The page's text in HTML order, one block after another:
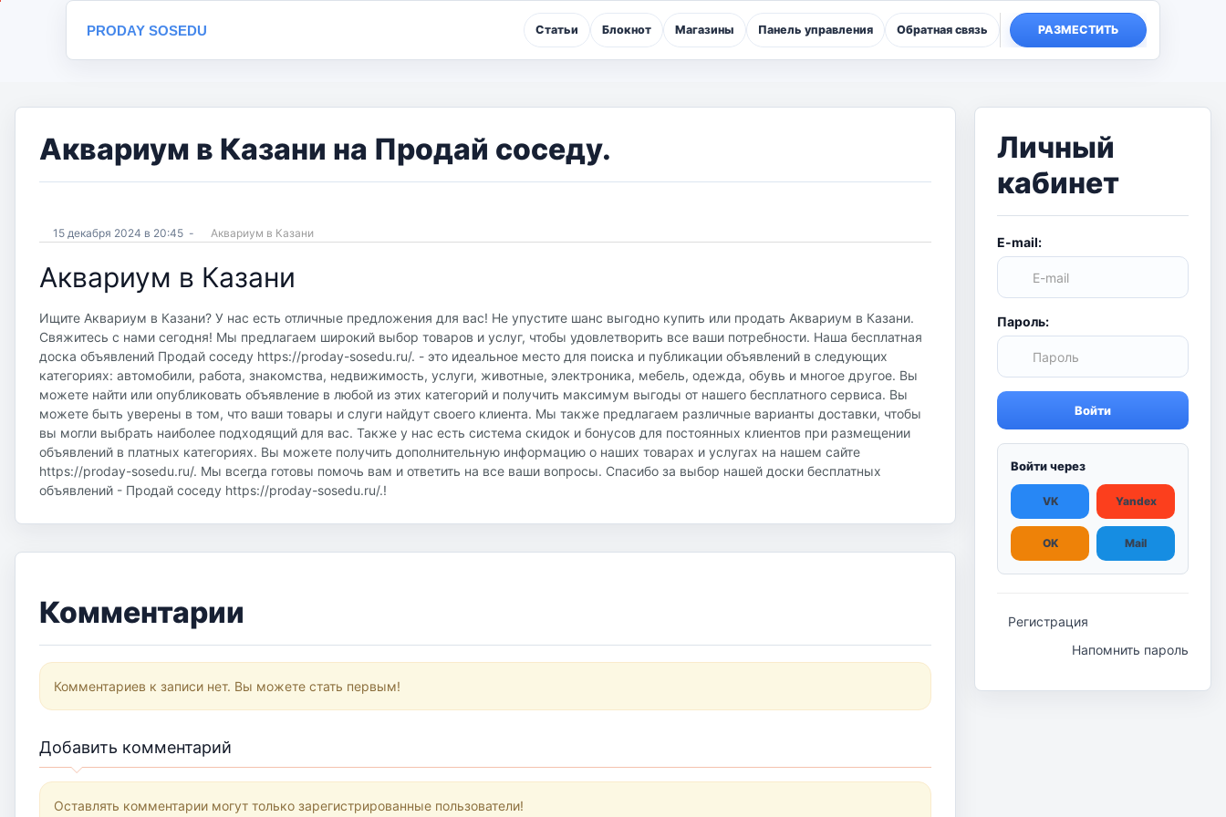
PRODAY SOSEDU Статьи Блокнот Магазины Панель управления Обратная связь РАЗМЕСТИТЬ
Аквариум в Казани на Продай соседу.
15 декабря 2024 в 20:45 - Аквариум в Казани
Аквариум в Казани
Ищите Аквариум в Казани? У нас есть отличные предложения для вас! Не упустите шанс выгодно купить или продать Аквариум в Казани.
Свяжитесь с нами сегодня! Мы предлагаем широкий выбор товаров и услуг, чтобы удовлетворить все ваши потребности. Наша бесплатная
доска объявлений Продай соседу https://proday-sosedu.ru/. - это идеальное место для поиска и публикации объявлений в следующих
категориях: автомобили, работа, знакомства, недвижимость, услуги, животные, электроника, мебель, одежда, обувь и многое другое. Вы
можете найти или опубликовать объявление в любой из этих категорий и получить максимум выгоды от нашего бесплатного сервиса. Вы
можете быть уверены в том, что ваши товары и слуги найдут своего клиента. Мы также предлагаем различные варианты доставки, чтобы
вы могли выбрать наиболее подходящий для вас. Также у нас есть система скидок и бонусов для постоянных клиентов при размещении
объявлений в платных категориях. Вы можете получить дополнительную информацию о наших товарах и услугах на нашем сайте
https://proday-sosedu.ru/. Мы всегда готовы помочь вам и ответить на все ваши вопросы. Спасибо за выбор нашей доски бесплатных
объявлений - Продай соседу https://proday-sosedu.ru/.!
Комментарии
Комментариев к записи нет. Вы можете стать первым!
Добавить комментарий
Оставлять комментарии могут только зарегистрированные пользователи!
Личный
кабинет
E-mail:
Пароль:
Войти
Войти через
VK Yandex
OK Mail
Регистрация
Напомнить пароль